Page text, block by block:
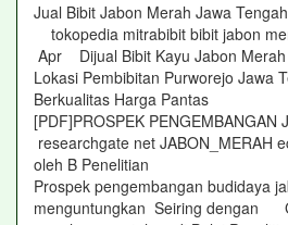
Jual Bibit Jabon Merah Jawa
tokopedia mitrabibit bibit jabon
Apr Dijual Bibit Kayu Jabon
Lokasi Pembibitan Purworejo Jawa
Berkualitas Harga Pantas
[PDF]PROSPEK PENGEMBANGAN
researchgate net JABON_MERAH
oleh B Penelitian
Prospek pengembangan budidaya
menguntungkan Seiring dengan